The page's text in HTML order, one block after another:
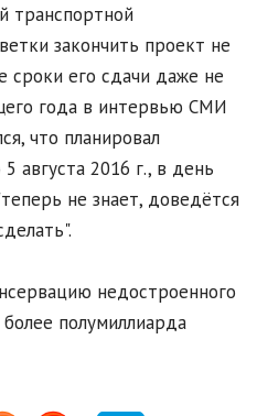
транспортной
закончить проект не
сроки его сдачи даже не
года в интервью СМИ
что планировал
августа 2016 г., в день
не знает, доведётся
недостроенного
полумиллиарда